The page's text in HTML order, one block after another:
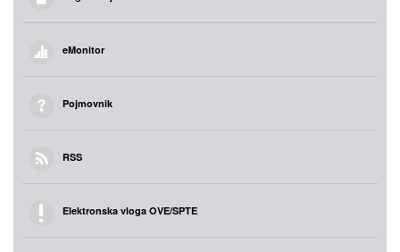
eMonitor
Pojmovnik
RSS
Elektronska vloga OVE/SPTE